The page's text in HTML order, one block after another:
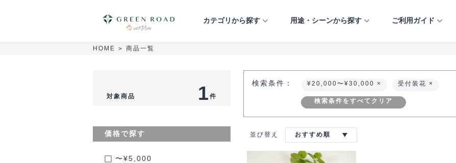
カテゴリから探す
プリザーブドフラワー
観葉植物
用途・シーンから探す
移転・増床祝い
竣工・落成祝い
上場祝い・周年記念
個人のお祝い
誕生日
出産祝い
結婚祝い・結婚記念日
お悔やみ・お供え
お見舞い・快気祝い
イベント・催し物
公演祝い・楽屋見舞い
結婚祝い・結婚記念日
クリスマス
ご利用ガイド
当店について
よくあるご質問
お知らせ
HOME > 商品一覧
対象商品 1 件
価格で探す
〜¥5,000
検索条件： ¥20,000〜¥30,000 受付装花
検索条件をすべてクリア
並び替え おすすめ順